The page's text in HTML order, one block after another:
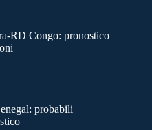
RD Congo: pronostico
probabili